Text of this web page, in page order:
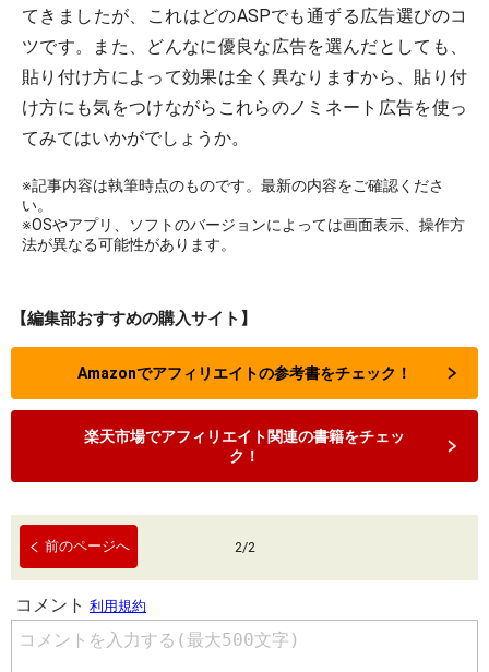
てきましたが、これはどのASPでも通ずる広告選びのコ
ツです。また、どんなに優良な広告を選んだとしても、
貼り付け方によって効果は全く異なりますから、貼り付
け方にも気をつけながらこれらのノミネート広告を使っ
てみてはいかがでしょうか。
※記事内容は執筆時点のものです。最新の内容をご確認くださ
い。
※OSやアプリ、ソフトのバージョンによっては画面表示、操作方
法が異なる可能性があります。
【編集部おすすめの購入サイト】
Amazonでアフィリエイトの参考書をチェック！
楽天市場でアフィリエイト関連の書籍をチェッ
ク！
前のページへ 2/2